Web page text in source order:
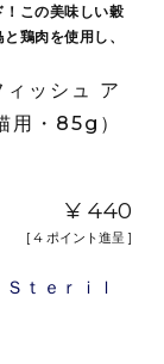
この美味しい穀
鶏肉を使用し、
ッシュ ア
用・85g）
¥ 440
[ 4 ポイント進呈 ]
ｔｅｒｉｌ